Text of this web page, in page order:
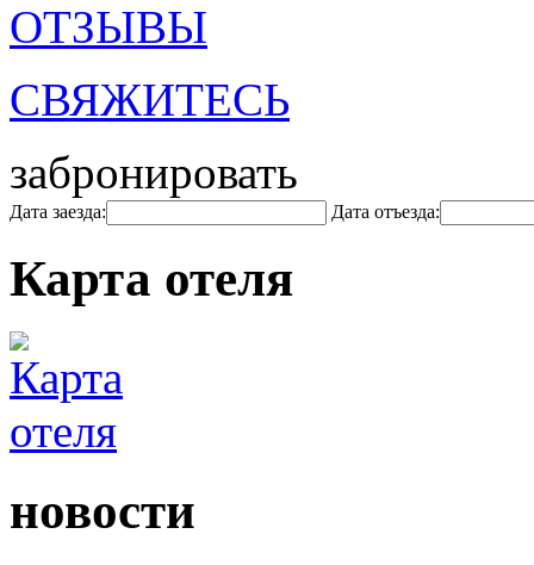
ОТЗЫВЫ
СВЯЖИТЕСЬ
забронировать
Дата заезда: Дата отъезда:
Карта отеля
новости